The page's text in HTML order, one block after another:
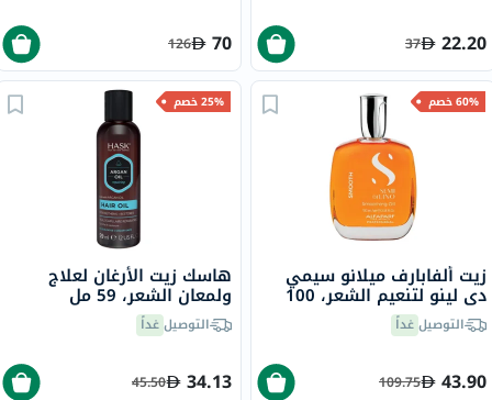
22.20
37
70
126
60% خصم
زيت ألفابارف ميلانو سيمي
دي لينو لتنعيم الشعر، 100
ملالتوصيلغداً
43.90
109.75
25% خصم
هاسك زيت الأرغان لعلاج
ولمعان الشعر، 59 مل
التوصيلغداً
34.13
45.50